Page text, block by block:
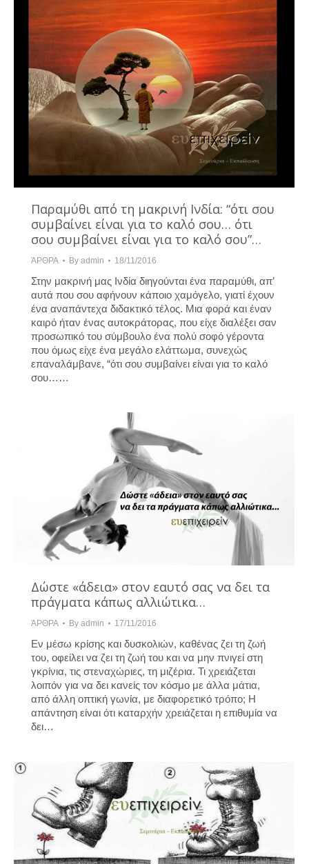
Παραμύθι από τη μακρινή Ινδία: “ότι σου
συμβαίνει είναι για το καλό σου… ότι
σου συμβαίνει είναι για το καλό σου”…
ΆΡΘΡΑ By admin 18/11/2016
Στην μακρινή μας Ινδία διηγούνται ένα παραμύθι, απ’
αυτά που σου αφήνουν κάποιο χαμόγελο, γιατί έχουν
ένα αναπάντεχα διδακτικό τέλος. Μια φορά και έναν
καιρό ήταν ένας αυτοκράτορας, που είχε διαλέξει σαν
προσωπικό του σύμβουλο ένα πολύ σοφό γέροντα
που όμως είχε ένα μεγάλο ελάττωμα, συνεχώς
επαναλάμβανε, “ότι σου συμβαίνει είναι για το καλό
σου……
Δώστε «άδεια» στον εαυτό σας να δει τα
πράγματα κάπως αλλιώτικα…
ΆΡΘΡΑ By admin 17/11/2016
Εν μέσω κρίσης και δυσκολιών, καθένας ζει τη ζωή
του, οφείλει να ζει τη ζωή του και να μην πνιγεί στη
γκρίνια, τις στεναχώριες, τη μιζέρια. Τι χρειάζεται
λοιπόν για να δει κανείς τον κόσμο με άλλα μάτια,
από άλλη οπτική γωνία, με διαφορετικό τρόπο; Η
απάντηση είναι ότι καταρχήν χρειάζεται η επιθυμία να
δει…